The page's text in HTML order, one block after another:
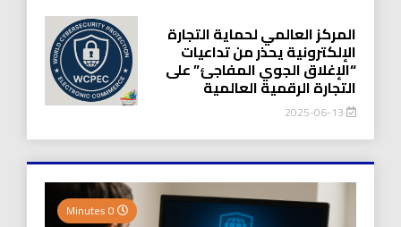
المركز العالمي لحماية التجارة
الإلكترونية يحذر من تداعيات
“الإغلاق الجوي المفاجئ” على
التجارة الرقمية العالمية
2025-06-13